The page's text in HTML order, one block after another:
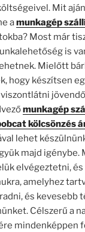
Mit
amunkagép
Most már
is
Mielőtt
hogy készítsen
munkagép
kölcsönzés
lehet
majd igénybe.
elvégeztetni,
amelyhez
és kevesebb
Célszerű a
mindenképpen